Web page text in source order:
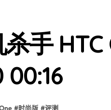
了！ 手
00:16
#时尚版 #评测